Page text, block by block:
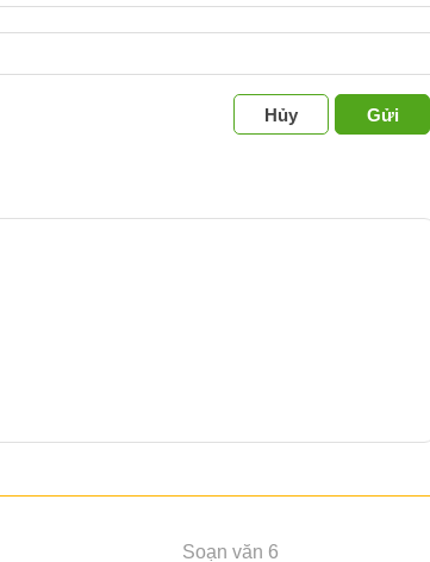
Hủy Gửi
Soạn văn 6